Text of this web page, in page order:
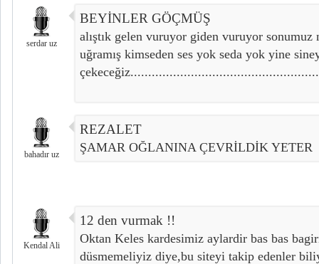
serdar uz
BEYİNLER GÖÇMÜŞ
alıştık gelen vuruyor giden vuruyor
uğramış kimseden ses yok seda yok yine
bahadır uz
REZALET
ŞAMAR OĞLANINA ÇEVRİLDİK YETER
Kendal Ali
12 den vurmak !!
Oktan Keles kardesimiz aylardir bas bas
düsmemeliyiz diye,bu siteyi takip edenler